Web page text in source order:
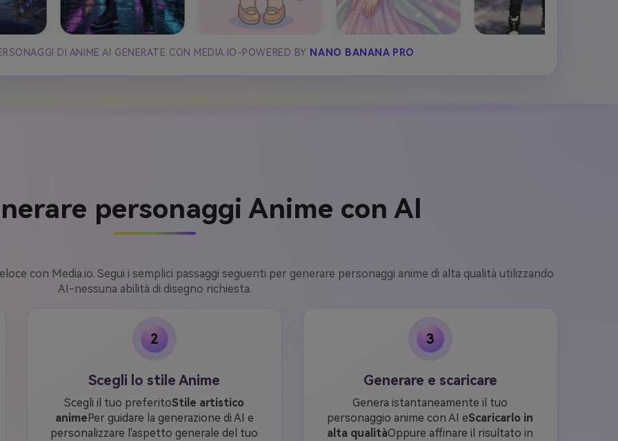
DI ANIME AI GENERATE CON MEDIA.IO-POWERED BY NANO BANANA PRO
personaggi Anime con AI
con Media.io. Segui i semplici passaggi seguenti per generare personaggi anime di alta qualità utilizzando
AI-nessuna abilità di disegno richiesta.
2
Scegli lo stile Anime
Scegli il tuo preferitoStile artistico
animePer guidare la generazione di AI e
personalizzare l'aspetto generale del tuo
3
Generare e scaricare
Genera istantaneamente il tuo
personaggio anime con AI eScaricarlo in
alta qualitàOppure affinare il risultato in